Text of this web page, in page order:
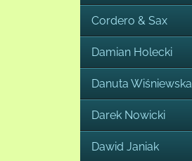
Cordero & Sax
Damian Holecki
Danuta Wiśniewska
Darek Nowicki
Dawid Janiak